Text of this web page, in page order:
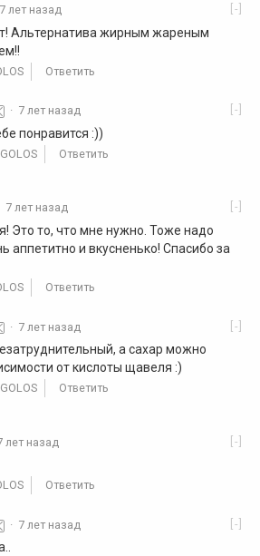
[-]
7 лет назад
Альтернатива жирным жареным
Ответить
[-]
· 7 лет назад
понравится :))
Ответить
[-]
7 лет назад
Это то, что мне нужно. Тоже надо
аппетитно и вкусненько! Спасибо за
Ответить
[-]
· 7 лет назад
а сахар можно
от кислоты щавеля :)
Ответить
[-]
лет назад
Ответить
[-]
· 7 лет назад